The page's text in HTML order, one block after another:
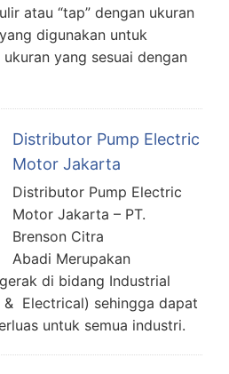
atau “tap” dengan ukuran
digunakan untuk
yang sesuai dengan
Distributor Pump Electric
Motor Jakarta
Distributor Pump Electric
Motor Jakarta – PT.
Brenson Citra
Abadi Merupakan
di bidang Industrial
& Electrical) sehingga dapat
untuk semua industri.